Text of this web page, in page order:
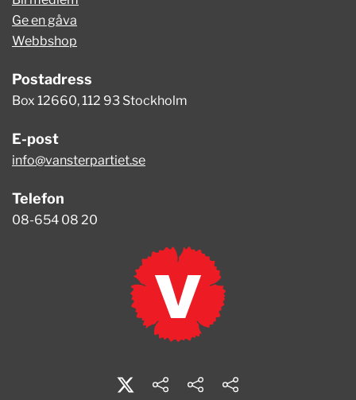
Ge en gåva
Webbshop
Postadress
Box 12660, 112 93 Stockholm
E-post
info@vansterpartiet.se
Telefon
08-654 08 20